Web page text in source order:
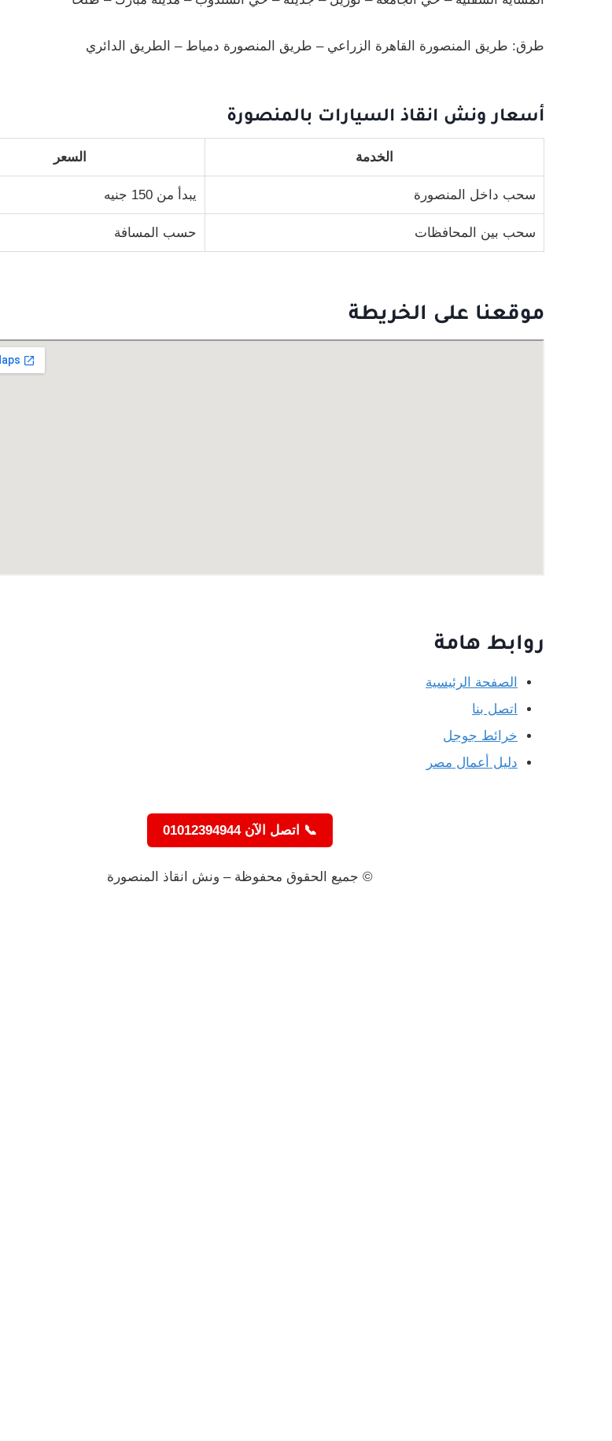
طرق: طريق المنصورة القاهرة الزراعي – طريق المنصورة دمياط – الطريق الدائري
أسعار ونش انقاذ السيارات بالمنصورة
الخدمة السعر
سحب داخل المنصورة يبدأ من 150 جنيه
سحب بين المحافظات حسب المسافة
موقعنا على الخريطة
روابط هامة
الصفحة الرئيسية
اتصل بنا
خرائط جوجل
دليل أعمال مصر
📞 اتصل الآن 01012394944
© جميع الحقوق محفوظة – ونش انقاذ المنصورة